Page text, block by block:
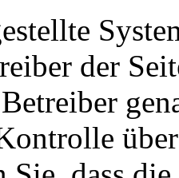
der